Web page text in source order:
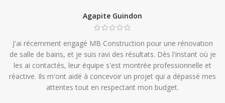
Agapite Guindon
J'ai récemment engagé MB Construction pour une rénovation
de salle de bains, et je suis ravi des résultats. Dès l'instant où je
les ai contactés, leur équipe s'est montrée professionnelle et
réactive. Ils m'ont aidé à concevoir un projet qui a dépassé mes
attentes tout en respectant mon budget.